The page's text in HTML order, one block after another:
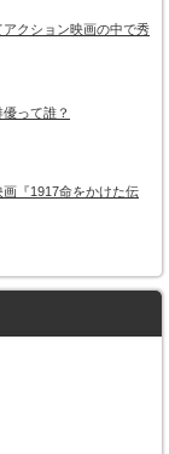
クション映画の中で秀
って誰？
『1917命をかけた伝